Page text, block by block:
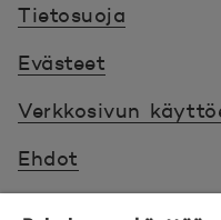
Tietosuoja
Evästeet
Verkkosivun
Ehdot